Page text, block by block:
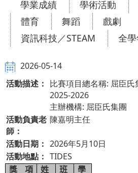
學業成績 學術活動
體育
舞蹈
戲劇
資訊科技／STEAM
全
2026-05-14
活動描述： 比賽項目總名稱: 屈臣
2025-2026
主辦機構: 屈臣氏集團
活動負責老
師：
陳嘉明主任
活動日期： 2026年5月10日
活動地點： TIDES
獎項
姓
班
學